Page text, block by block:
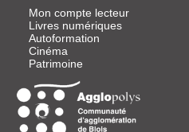
Ciment,
Michel
Gallimard,
1992
(Découvertes
Gallimard)
Mon compte lecteur
Livres numériques
Autoformation
Cinéma
Patrimoine